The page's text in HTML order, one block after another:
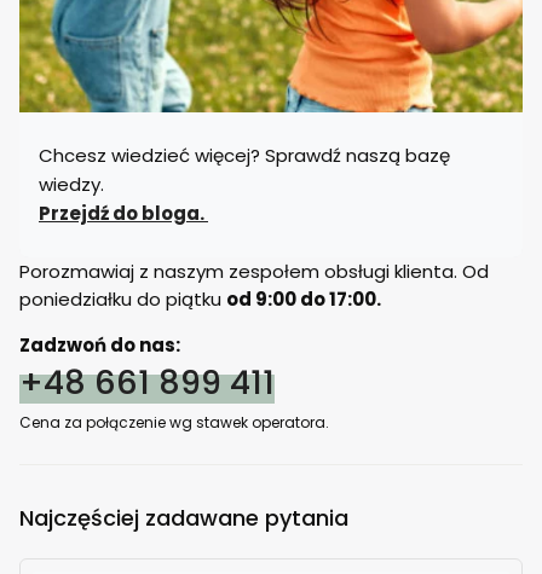
Chcesz wiedzieć więcej? Sprawdź naszą bazę
wiedzy.
Przejdź do bloga.
Porozmawiaj z naszym zespołem obsługi klienta. Od
poniedziałku do piątku od 9:00 do 17:00.
Zadzwoń do nas:
+48 661 899 411
Cena za połączenie wg stawek operatora.
Najczęściej zadawane pytania